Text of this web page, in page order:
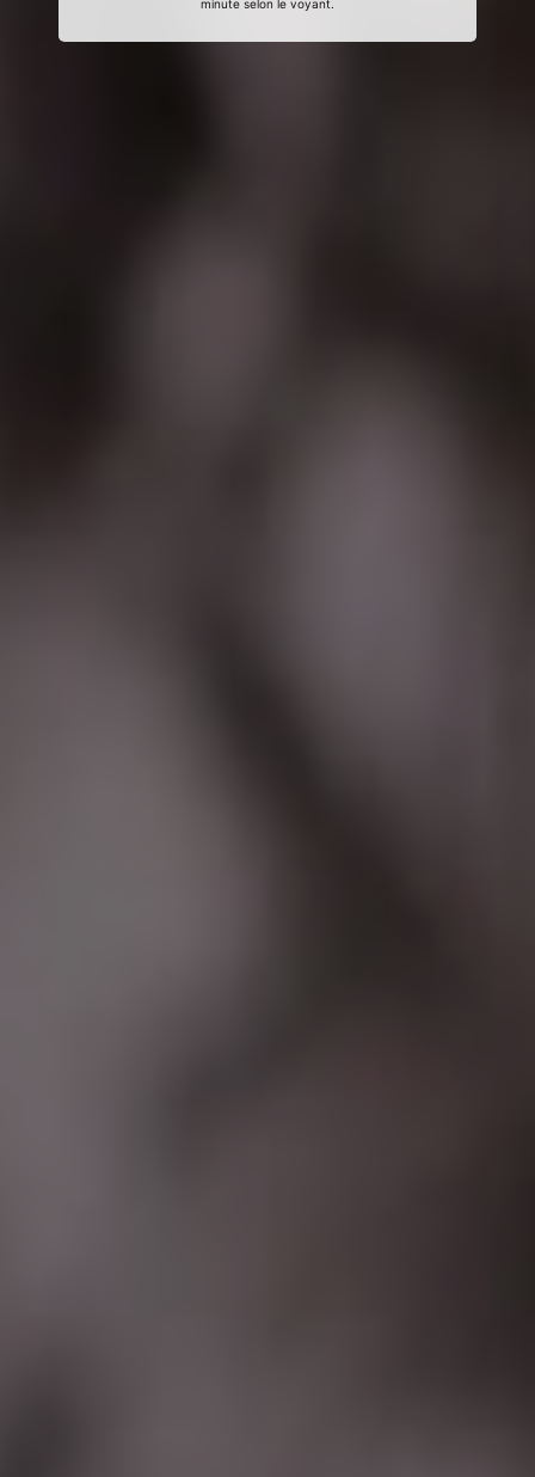
minute selon le voyant.